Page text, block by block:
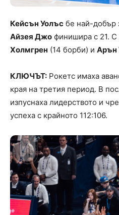
Кейсън Уолъс бе най-добър
Айзея Джо финишира с 21. С
Холмгрен (14 борби) и Арън
КЛЮЧЪТ: Рокетс имаха
края на третия период. В
изпуснаха лидерството и
успеха с крайното 112:106.